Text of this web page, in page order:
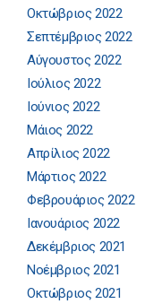
Οκτώβριος 2022
Σεπτέμβριος 2022
Αύγουστος 2022
Ιούλιος 2022
Ιούνιος 2022
Μάιος 2022
Απρίλιος 2022
Μάρτιος 2022
Φεβρουάριος 2022
Ιανουάριος 2022
Δεκέμβριος 2021
Νοέμβριος 2021
Οκτώβριος 2021